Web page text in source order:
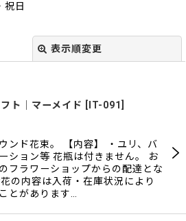
祝日
表示順変更
絞り込む
ト｜マーメイド IT-091
ンド花束。 【内容】 ・ユリ、バ
ション等 花瓶は付きません。 お
フラワーショップからの配達とな
の内容は入荷・在庫状況により
とがあります…